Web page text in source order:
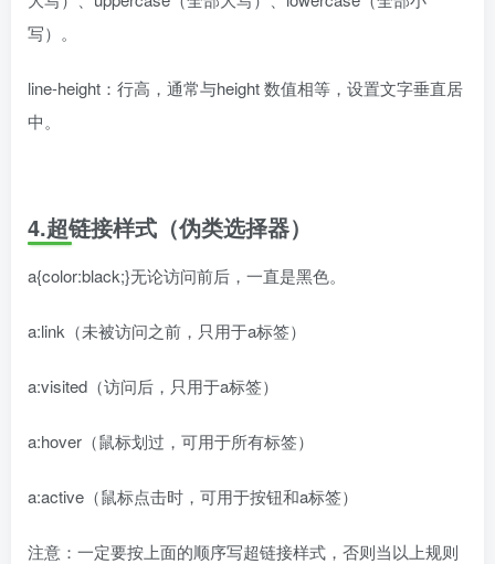
写）。
line-height：行高，通常与height 数值相等，设置文字垂直居
中。
4.超链接样式（伪类选择器）
a{color:black;}无论访问前后，一直是黑色。
a:link（未被访问之前，只用于a标签）
a:visited（访问后，只用于a标签）
a:hover（鼠标划过，可用于所有标签）
a:active（鼠标点击时，可用于按钮和a标签）
注意：一定要按上面的顺序写超链接样式，否则当以上规则